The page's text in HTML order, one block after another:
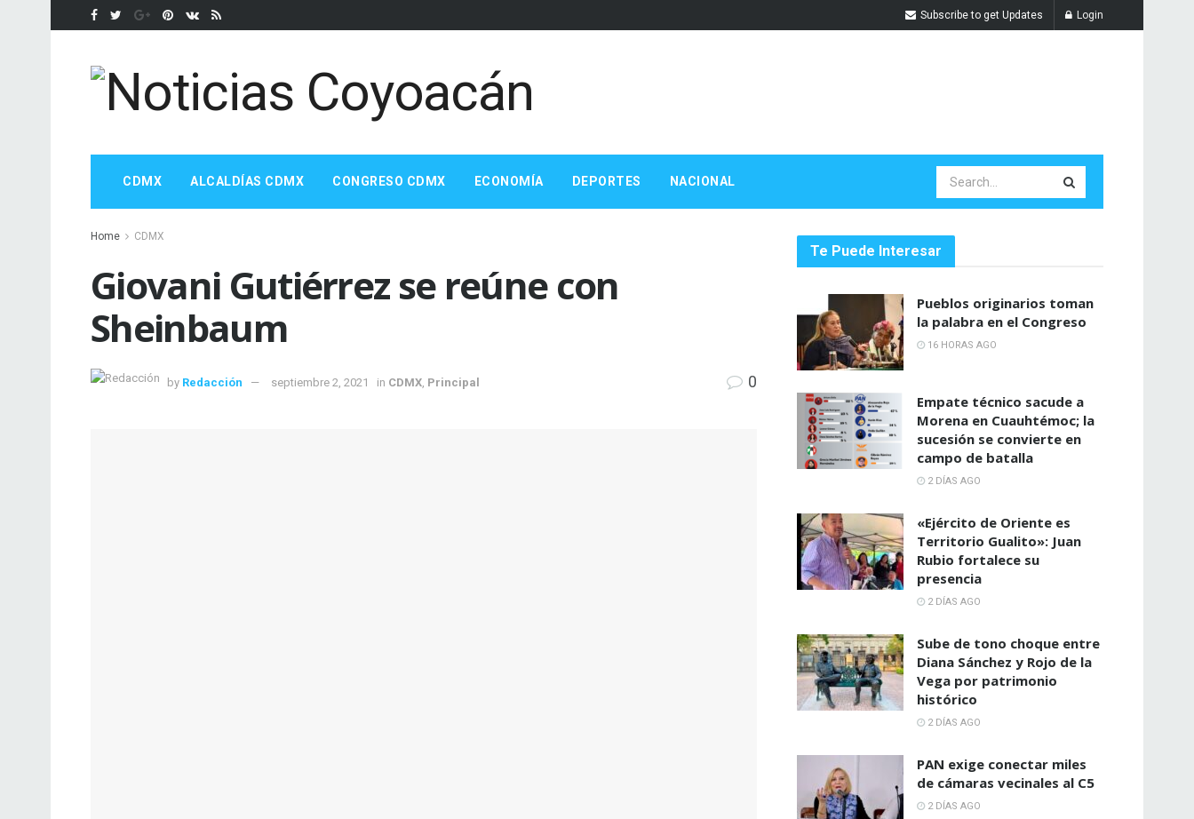
Subscribe to get Updates Login
CDMX ALCALDÍAS CDMX CONGRESO CDMX ECONOMÍA DEPORTES NACIONAL
Home CDMX
Giovani Gutiérrez se reúne con
Sheinbaum
by Redacción septiembre 2, 2021 in CDMX Principal 0
Te Puede Interesar
Pueblos originarios toman
la palabra en el Congreso
16 HORAS AGO
Empate técnico sacude a
Morena en Cuauhtémoc; la
sucesión se convierte en
campo de batalla
2 DÍAS AGO
«Ejército de Oriente es
Territorio Gualito»: Juan
Rubio fortalece su
presencia
2 DÍAS AGO
Sube de tono choque entre
Diana Sánchez y Rojo de la
Vega por patrimonio
histórico
2 DÍAS AGO
PAN exige conectar miles
de cámaras vecinales al C5
2 DÍAS AGO